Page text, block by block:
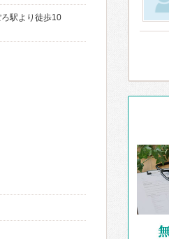
駅より徒歩10